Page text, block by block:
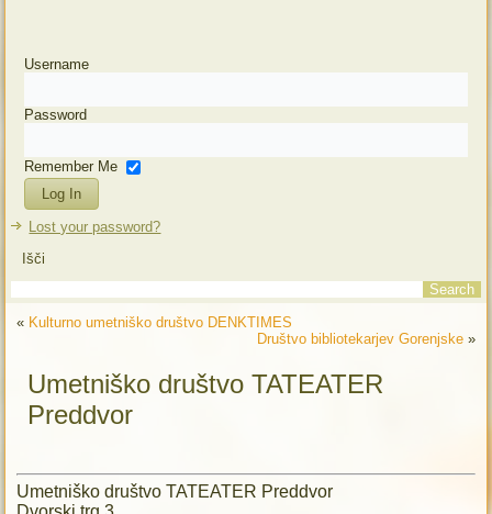
Username
Password
Remember Me
Lost your password?
Išči
« Kulturno umetniško društvo DENKTIMES
Društvo bibliotekarjev Gorenjske»
Umetniško društvo TATEATER
Preddvor
Umetniško društvo TATEATER Preddvor